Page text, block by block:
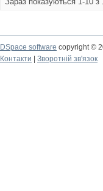
DSpace software copyright ©
Контакти
Зворотній зв'язок